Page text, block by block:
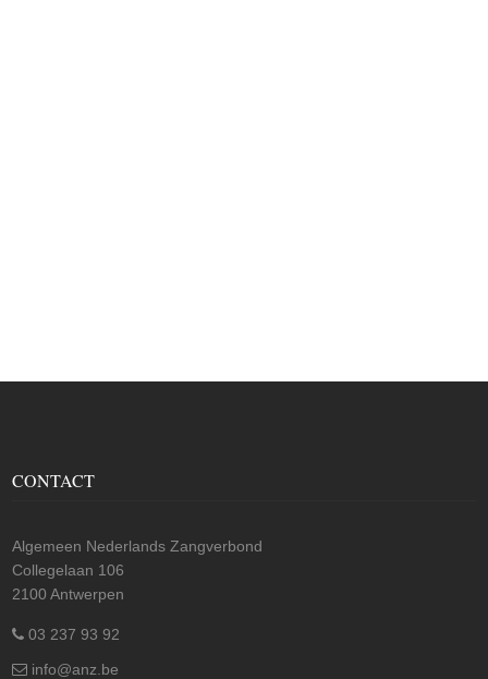
CONTACT
Algemeen Nederlands Zangverbond
Collegelaan 106
2100 Antwerpen
03 237 93 92
info@anz.be